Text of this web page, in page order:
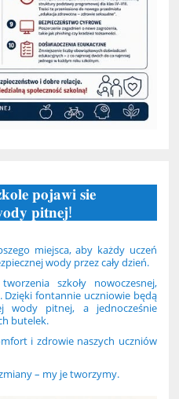
𝐩𝐨𝐣𝐚𝐰𝐢 𝐬𝐢𝐞
𝐩𝐢𝐭𝐧𝐞𝐣!
miejsca, aby każdy uczeń
wody przez cały dzień.
szkoły nowoczesnej,
fontannie uczniowie będą
wody pitnej, a jednocześnie
butelek.
i zdrowie naszych uczniów
– my je tworzymy.